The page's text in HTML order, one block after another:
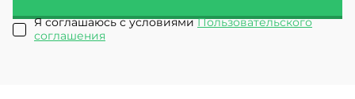
Я соглашаюсь с условиямиПользовательского
соглашения